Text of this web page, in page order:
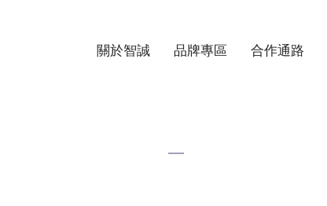
關於智誠 品牌專區 合作通路